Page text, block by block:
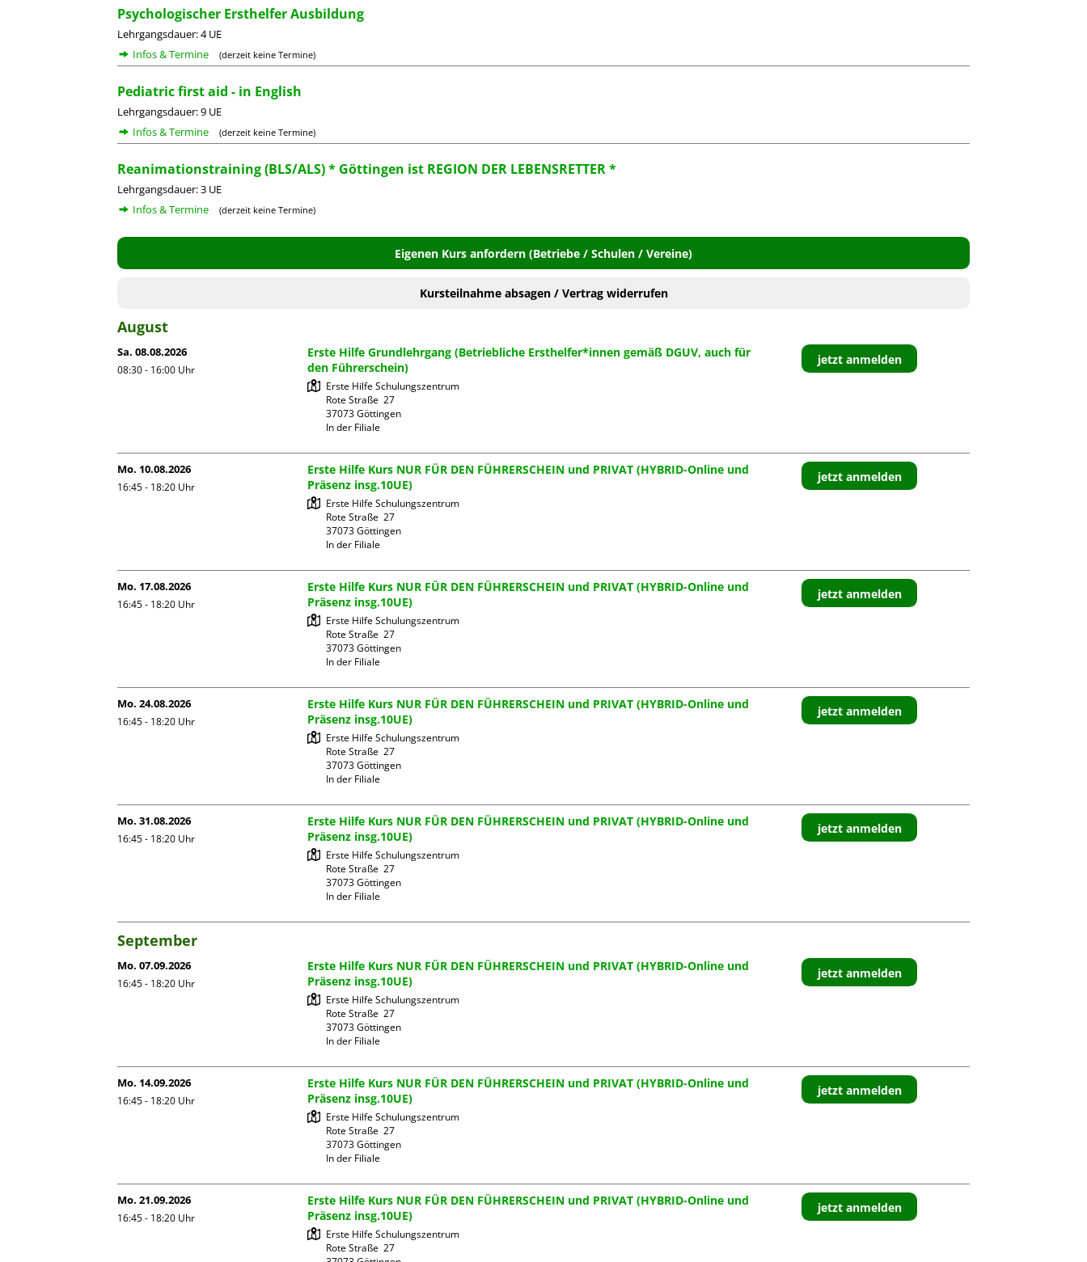
Psychologischer Ersthelfer Ausbildung
Lehrgangsdauer: 4 UE
Infos & Termine
(derzeit keine Termine)
Pediatric first aid - in English
Lehrgangsdauer: 9 UE
Infos & Termine
(derzeit keine Termine)
Reanimationstraining (BLS/ALS) * Göttingen ist REGION DER LEBENSRETTER *
Lehrgangsdauer: 3 UE
Infos & Termine
(derzeit keine Termine)
Eigenen Kurs anfordern (Betriebe / Schulen / Vereine)
Kursteilnahme absagen / Vertrag widerrufen
August
Sa. 08.08.2026
08:30 - 16:00 Uhr
Erste Hilfe Grundlehrgang (Betriebliche Ersthelfer*innen gemäß DGUV, auch für
den Führerschein)
Erste Hilfe Schulungszentrum
Rote Straße  27
37073 Göttingen
In der Filiale
jetzt anmelden
Mo. 10.08.2026
16:45 - 18:20 Uhr
Erste Hilfe Kurs NUR FÜR DEN FÜHRERSCHEIN und PRIVAT (HYBRID-Online und
Präsenz insg.10UE)
Erste Hilfe Schulungszentrum
Rote Straße  27
37073 Göttingen
In der Filiale
jetzt anmelden
Mo. 17.08.2026
16:45 - 18:20 Uhr
Erste Hilfe Kurs NUR FÜR DEN FÜHRERSCHEIN und PRIVAT (HYBRID-Online und
Präsenz insg.10UE)
Erste Hilfe Schulungszentrum
Rote Straße  27
37073 Göttingen
In der Filiale
jetzt anmelden
Mo. 24.08.2026
16:45 - 18:20 Uhr
Erste Hilfe Kurs NUR FÜR DEN FÜHRERSCHEIN und PRIVAT (HYBRID-Online und
Präsenz insg.10UE)
Erste Hilfe Schulungszentrum
Rote Straße  27
37073 Göttingen
In der Filiale
jetzt anmelden
Mo. 31.08.2026
16:45 - 18:20 Uhr
Erste Hilfe Kurs NUR FÜR DEN FÜHRERSCHEIN und PRIVAT (HYBRID-Online und
Präsenz insg.10UE)
Erste Hilfe Schulungszentrum
Rote Straße  27
37073 Göttingen
In der Filiale
jetzt anmelden
September
Mo. 07.09.2026
16:45 - 18:20 Uhr
Erste Hilfe Kurs NUR FÜR DEN FÜHRERSCHEIN und PRIVAT (HYBRID-Online und
Präsenz insg.10UE)
Erste Hilfe Schulungszentrum
Rote Straße  27
37073 Göttingen
In der Filiale
jetzt anmelden
Mo. 14.09.2026
16:45 - 18:20 Uhr
Erste Hilfe Kurs NUR FÜR DEN FÜHRERSCHEIN und PRIVAT (HYBRID-Online und
Präsenz insg.10UE)
Erste Hilfe Schulungszentrum
Rote Straße  27
37073 Göttingen
In der Filiale
jetzt anmelden
Mo. 21.09.2026
16:45 - 18:20 Uhr
Erste Hilfe Kurs NUR FÜR DEN FÜHRERSCHEIN und PRIVAT (HYBRID-Online und
Präsenz insg.10UE)
Erste Hilfe Schulungszentrum
Rote Straße  27
jetzt anmelden